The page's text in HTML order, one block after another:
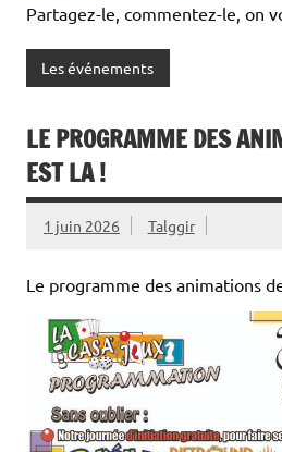
Partagez-le, commentez-le, on
Les événements
LE PROGRAMME DES
EST LA !
1 juin 2026 Talggir
Le programme des animations